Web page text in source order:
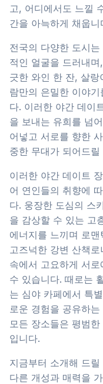
고, 어디에서도 느낄
간을 아늑하게 채웁니
전국의 다양한 도시
적인 얼굴을 드러내
긋한 와인 한 잔, 살
람만의 은밀한 이야
다. 이러한 야간 데이
을 보내는 유희를 넘
어넣고 서로를 향한
중한 무대가 되어드릴
이러한 야간 데이트
어 연인들의 취향에
다. 웅장한 도심의 스
을 감상할 수 있는 고
에너지를 느끼며 로
고즈넉한 강변 산책
속에서 고요하게 서
수 있습니다. 때로는
는 심야 카페에서 특
로운 경험을 공유하
모든 장소들은 평범
입니다.
지금부터 소개해 드
다른 개성과 매력을